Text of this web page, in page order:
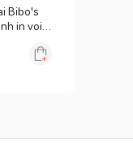
Bibo's
in voi